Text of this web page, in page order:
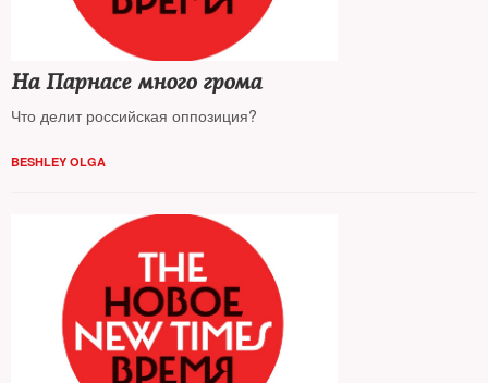
На Парнасе много грома
Что делит российская оппозиция?
BESHLEY OLGA